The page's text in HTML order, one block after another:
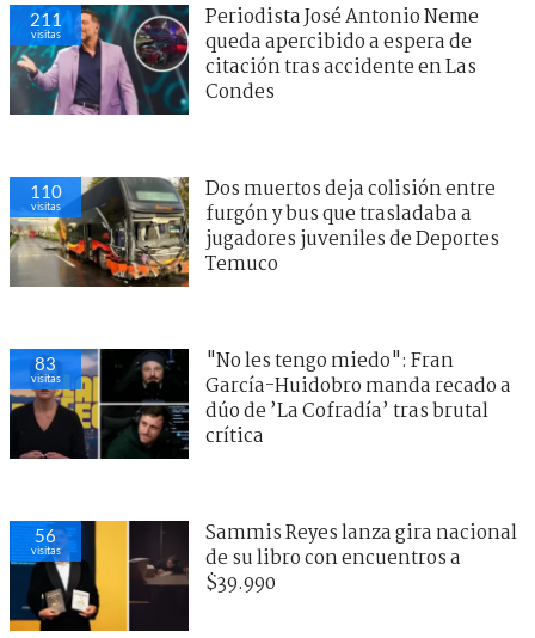
211
visitas
Periodista José Antonio Neme
queda apercibido a espera de
citación tras accidente en Las
Condes
110
visitas
Dos muertos deja colisión entre
furgón y bus que trasladaba a
jugadores juveniles de Deportes
Temuco
83
visitas
"No les tengo miedo": Fran
García-Huidobro manda recado a
dúo de ’La Cofradía’ tras brutal
crítica
56
visitas
Sammis Reyes lanza gira nacional
de su libro con encuentros a
$39.990